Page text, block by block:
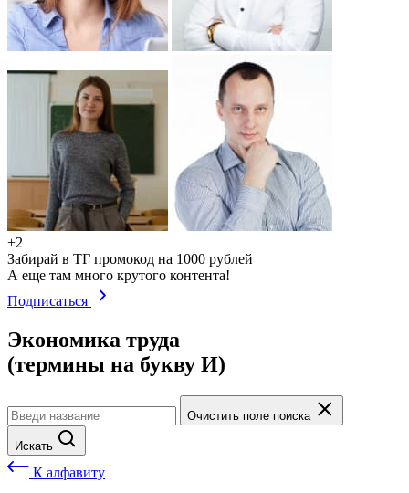
+2
Забирай в ТГ промокод на 1000 рублей
А еще там много крутого контента!
Подписаться
Экономика труда
(термины на букву И)
Очистить поле поиска
Искать
К алфавиту